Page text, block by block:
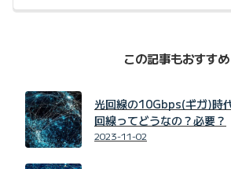
この記事もおすすめ
光回線の10Gbps(ギガ)時
回線ってどうなの？必要？
2023-11-02